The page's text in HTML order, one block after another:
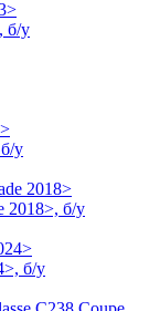
б/у
у
2018>, б/у
б/у